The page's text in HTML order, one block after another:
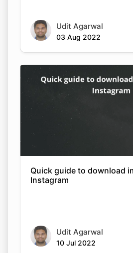
Udit Agarwal
03 Aug 2022
Quick guide to download
Instagram
Udit Agarwal
10 Jul 2022